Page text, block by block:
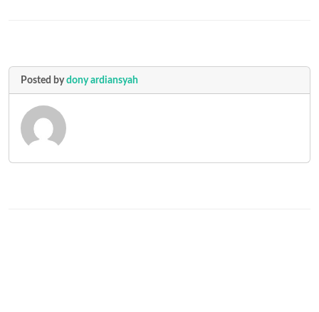
Posted bydony ardiansyah